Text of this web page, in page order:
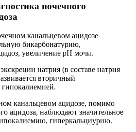
почечного
канальцевом ацидозе
бикарбонатурию,
увеличение рН мочи.
натрия (в составе натрия
вторичный
гипокалиемией.
канальцевом ацидозе, помимо
ацидоза, наблюдают значительное
гиперкальциурию.